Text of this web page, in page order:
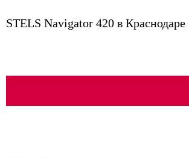
STELS Navigator 420 в Краснодаре